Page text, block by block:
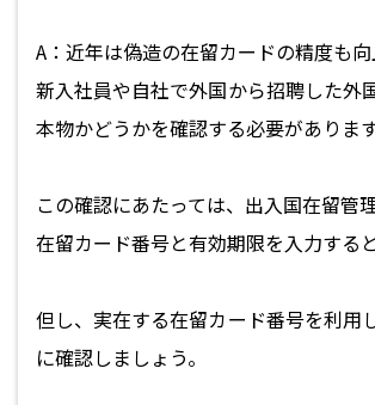
A：近年は偽造の在留カードの精度も
新入社員や自社で外国から招聘した外
本物かどうかを確認する必要があります
この確認にあたっては、出入国在留管
在留カード番号と有効期限を入力する
但し、実在する在留カード番号を利用
に確認しましょう。